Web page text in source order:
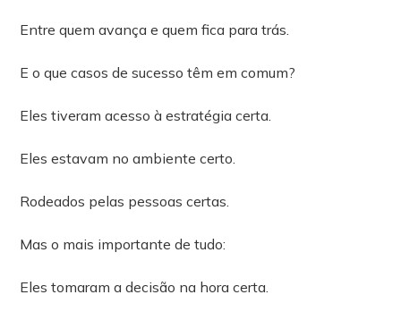
Entre quem avança e quem fica para trás.
E o que casos de sucesso têm em comum?
Eles tiveram acesso à estratégia certa.
Eles estavam no ambiente certo.
Rodeados pelas pessoas certas.
Mas o mais importante de tudo:
Eles tomaram a decisão na hora certa.